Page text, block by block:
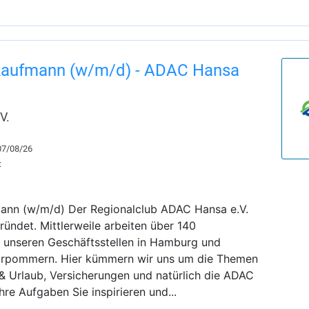
(w/m/d) - ADAC Hansa
08/26
(w/m/d) Der Regionalclub ADAC Hansa e.V.
Mittlerweile arbeiten über 140
Geschäftsstellen in Hamburg und
Hier kümmern wir uns um die Themen
Urlaub, Versicherungen und natürlich die ADAC
Aufgaben Sie inspirieren und...